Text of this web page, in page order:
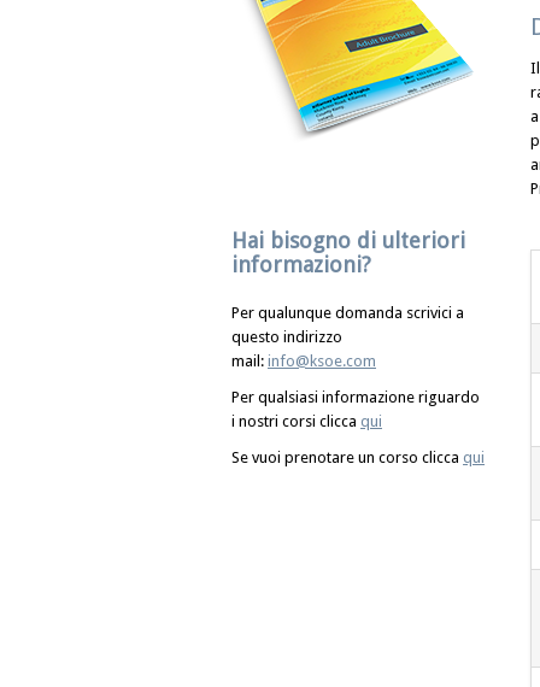
Hai bisogno di ulteriori
informazioni?
Per qualunque domanda scrivici a
questo indirizzo
mail: info@ksoe.com
Per qualsiasi informazione riguardo
i nostri corsi clicca qui
Se vuoi prenotare un corso clicca qui